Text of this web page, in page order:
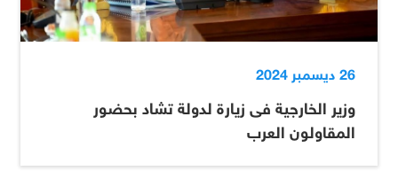
26 ديسمبر 2024
وزير الخارجية فى زيارة لدولة تشاد بحضور
المقاولون العرب